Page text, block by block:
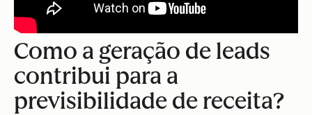
Como a geração de leads
contribui para a
previsibilidade de receita?